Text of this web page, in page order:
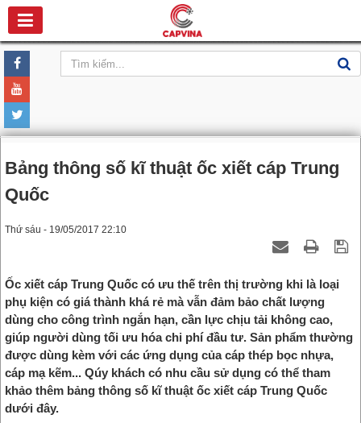
Bảng thông số kĩ thuật ốc xiết cáp Trung
Quốc
Thứ sáu - 19/05/2017 22:10
Ốc xiết cáp Trung Quốc có ưu thế trên thị trường khi là loại
phụ kiện có giá thành khá rẻ mà vẫn đảm bảo chất lượng
dùng cho công trình ngắn hạn, cần lực chịu tải không cao,
giúp người dùng tối ưu hóa chi phí đầu tư. Sản phẩm thường
được dùng kèm với các ứng dụng của cáp thép bọc nhựa,
cáp mạ kẽm... Qúy khách có nhu cầu sử dụng có thể tham
khảo thêm bảng thông số kĩ thuật ốc xiết cáp Trung Quốc
dưới đây.